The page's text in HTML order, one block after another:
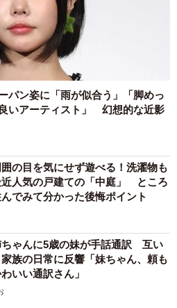
提供：福直フルーツ 尾道の果物屋さ
には、全国に広がる「福直フル
が、にゃにゃこちゃん、そし
てくれたそう。この投稿には、
寄せられています。
すね」
仕方ないですな」
サイズぴったり」
ンサしてたのかww」
パン姿に「雨が似合う」「脚めっ
いアーティスト」 幻想的な近影
囲の目を気にせず遊べる！洗濯物も
近人気の戸建ての「中庭」 ところ
でみて分かった後悔ポイント
ちゃんに5歳の妹が手話通訳 互い
族の日常に反響「妹ちゃん、頼も
いい通訳さん」